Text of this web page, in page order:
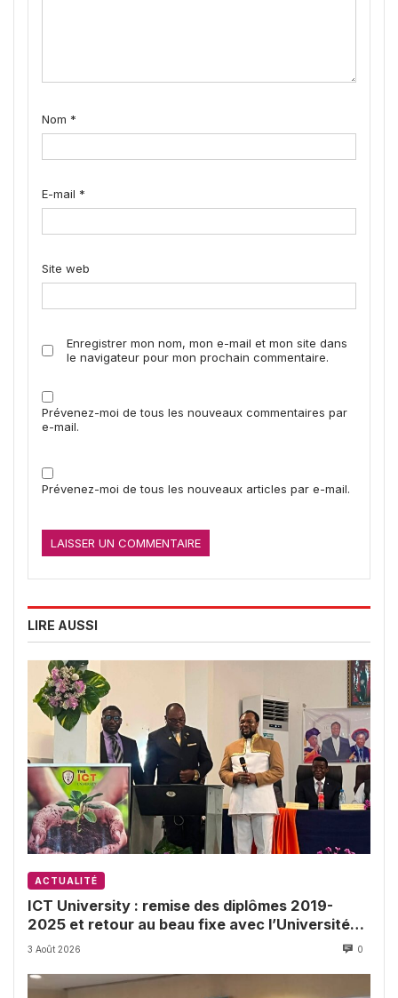
Nom *
E-mail *
Site web
Enregistrer mon nom, mon e-mail et mon site dans
le navigateur pour mon prochain commentaire.
Prévenez-moi de tous les nouveaux commentaires par
e-mail.
Prévenez-moi de tous les nouveaux articles par e-mail.
LIRE AUSSI
ACTUALITÉ
ICT University : remise des diplômes 2019-
2025 et retour au beau fixe avec l’Université
de Buea
3 Août 2026 0